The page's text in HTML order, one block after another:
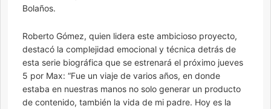
Bolaños.
Roberto Gómez, quien lidera este ambicioso proyecto,
destacó la complejidad emocional y técnica detrás de
esta serie biográfica que se estrenará el próximo jueves
5 por Max: “Fue un viaje de varios años, en donde
estaba en nuestras manos no solo generar un producto
de contenido, también la vida de mi padre. Hoy es la